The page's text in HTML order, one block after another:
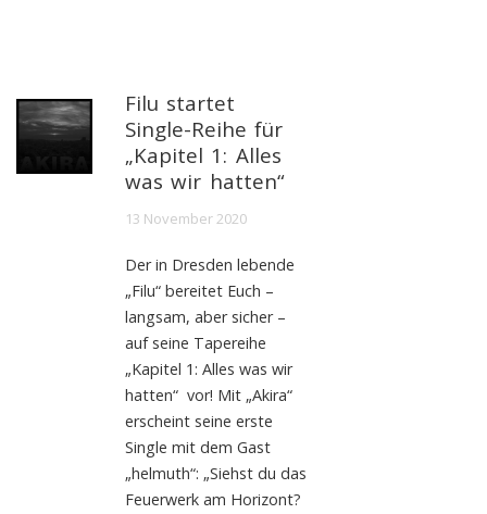
Filu startet
Single-Reihe für
„Kapitel 1: Alles
was wir hatten“
13 November 2020
Der in Dresden lebende
„Filu“ bereitet Euch –
langsam, aber sicher –
auf seine Tapereihe
„Kapitel 1: Alles was wir
hatten“ vor! Mit „Akira“
erscheint seine erste
Single mit dem Gast
„helmuth“: „Siehst du das
Feuerwerk am Horizont?